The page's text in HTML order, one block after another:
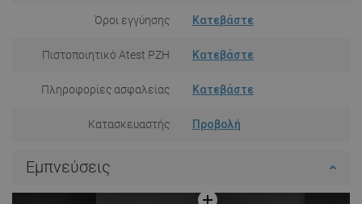
Όροι εγγύησης Κατεβάστε
Πιστοποιητικό Atest PZH Κατεβάστε
Πληροφορίες ασφαλείας Κατεβάστε
Κατασκευαστής Προβολή
Εμπνεύσεις